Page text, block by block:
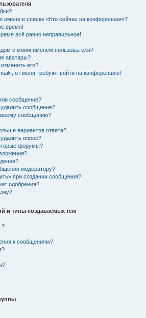
имени в списке «Кто сейчас на конференции»?
время!
всё равно неправильное!
с моим именем пользователя?
аватары?
его?
от меня требуют войти на конференцию!
сообщение?
сообщение?
сообщению?
вариантов ответа?
опрос?
форумы?
модератору?
при создании сообщения?
одобрения?
и типы создаваемых тем
к сообщениям?